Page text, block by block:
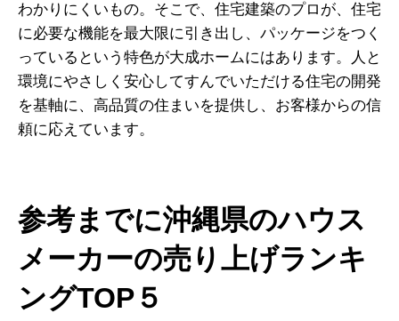
わかりにくいもの。そこで、住宅建築のプロが、住宅
に必要な機能を最大限に引き出し、パッケージをつく
っているという特色が大成ホームにはあります。人と
環境にやさしく安心してすんでいただける住宅の開発
を基軸に、高品質の住まいを提供し、お客様からの信
頼に応えています。
参考までに沖縄県のハウス
メーカーの売り上げランキ
ングTOP５